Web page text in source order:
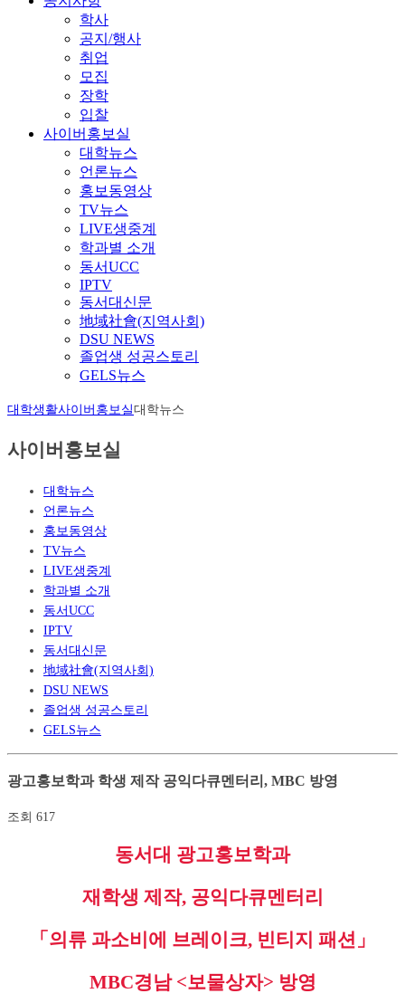
학사
공지/행사
취업
모집
장학
입찰
사이버홍보실
대학뉴스
언론뉴스
홍보동영상
TV뉴스
LIVE생중계
학과별 소개
동서UCC
IPTV
동서대신문
地域社會(지역사회)
DSU NEWS
졸업생 성공스토리
GELS뉴스
대학생활사이버홍보실대학뉴스
사이버홍보실
대학뉴스
언론뉴스
홍보동영상
TV뉴스
LIVE생중계
학과별 소개
동서UCC
IPTV
동서대신문
地域社會(지역사회)
DSU NEWS
졸업생 성공스토리
GELS뉴스
광고홍보학과 학생 제작 공익다큐멘터리, MBC 방영
조회 617
동서대 광고홍보학과
재학생 제작, 공익다큐멘터리
「 의류 과소비에 브레이크, 빈티지 패션 」
MBC경남 <보물상자> 방영